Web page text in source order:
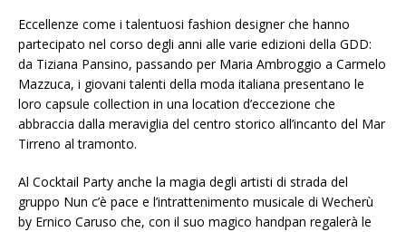
Eccellenze come i talentuosi fashion designer che hanno
partecipato nel corso degli anni alle varie edizioni della GDD:
da Tiziana Pansino, passando per Maria Ambroggio a Carmelo
Mazzuca, i giovani talenti della moda italiana presentano le
loro capsule collection in una location d’eccezione che
abbraccia dalla meraviglia del centro storico all’incanto del Mar
Tirreno al tramonto.
Al Cocktail Party anche la magia degli artisti di strada del
gruppo Nun c’è pace e l’intrattenimento musicale di Wecherù
by Ernico Caruso che, con il suo magico handpan regalerà le